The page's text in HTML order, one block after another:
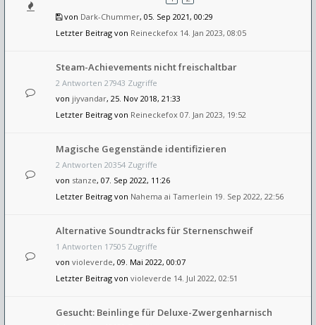
von Dark-Chummer, 05. Sep 2021, 00:29
Letzter Beitrag von Reineckefox 14. Jan 2023, 08:05
Steam-Achievements nicht freischaltbar
2 Antworten 27943 Zugriffe
von jiyvandar, 25. Nov 2018, 21:33
Letzter Beitrag von Reineckefox 07. Jan 2023, 19:52
Magische Gegenstände identifizieren
2 Antworten 20354 Zugriffe
von stanze, 07. Sep 2022, 11:26
Letzter Beitrag von Nahema ai Tamerlein 19. Sep 2022, 22:56
Alternative Soundtracks für Sternenschweif
1 Antworten 17505 Zugriffe
von violeverde, 09. Mai 2022, 00:07
Letzter Beitrag von violeverde 14. Jul 2022, 02:51
Gesucht: Beinlinge für Deluxe-Zwergenharnisch